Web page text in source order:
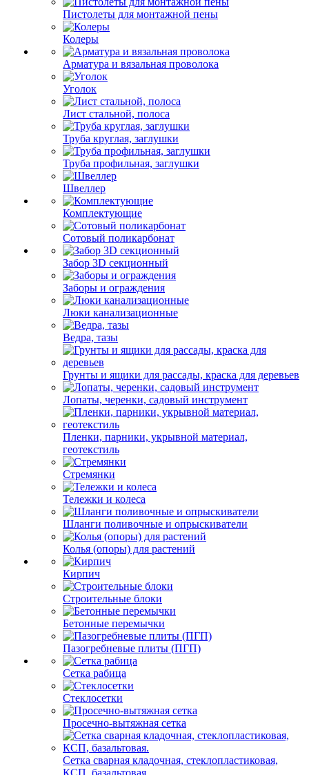
Пистолеты для монтажной пены
Колеры
Арматура и вязальная проволока
Уголок
Лист стальной, полоса
Труба круглая, заглушки
Труба профильная, заглушки
Швеллер
Комплектующие
Сотовый поликарбонат
Забор 3D секционный
Заборы и ограждения
Люки канализационные
Ведра, тазы
Грунты и ящики для рассады, краска для деревьев
Лопаты, черенки, садовый инструмент
Пленки, парники, укрывной материал,
геотекстиль
Стремянки
Тележки и колеса
Шланги поливочные и опрыскиватели
Колья (опоры) для растений
Кирпич
Строительные блоки
Бетонные перемычки
Пазогребневые плиты (ПГП)
Сетка рабица
Стеклосетки
Просечно-вытяжная сетка
Сетка сварная кладочная, стеклопластиковая,
КСП, базальтовая.